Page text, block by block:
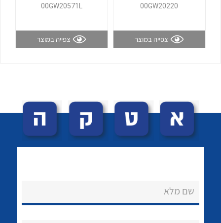
לכל מוצרי היצרן לכל מוצרי היצרן
לכל מוצרי היצרן לכל מוצרי היצרן
00GW20220
צפייה במוצר
00GW20571L
צפייה במוצר
שם מלא